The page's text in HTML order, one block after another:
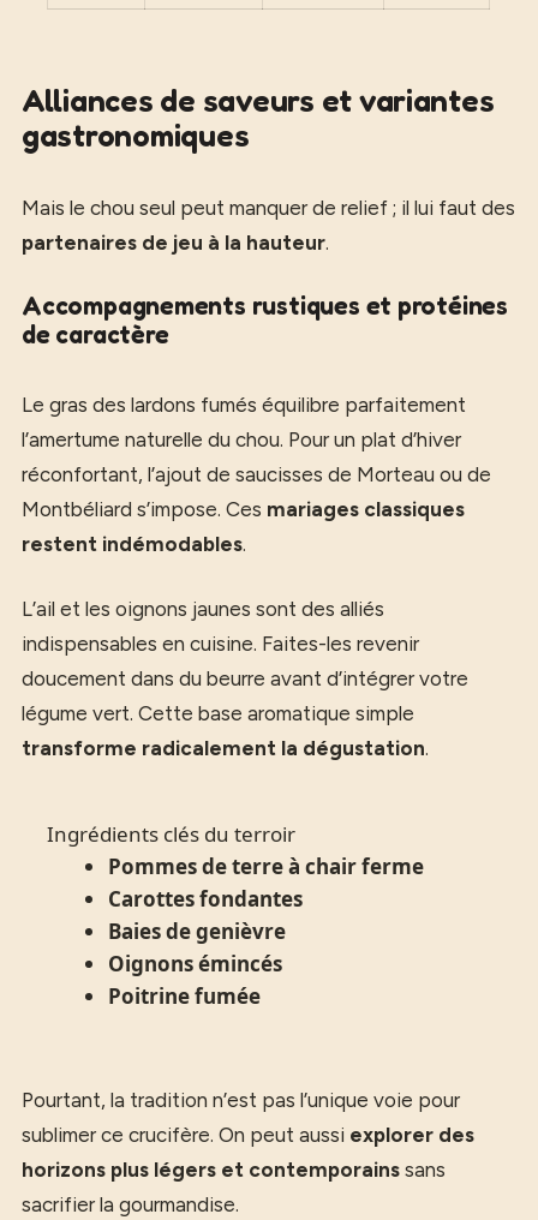
Alliances de saveurs et variantes
gastronomiques
Mais le chou seul peut manquer de relief ; il lui faut des
partenaires de jeu à la hauteur.
Accompagnements rustiques et protéines
de caractère
Le gras des lardons fumés équilibre parfaitement
l’amertume naturelle du chou. Pour un plat d’hiver
réconfortant, l’ajout de saucisses de Morteau ou de
Montbéliard s’impose. Ces mariages classiques
restent indémodables.
L’ail et les oignons jaunes sont des alliés
indispensables en cuisine. Faites-les revenir
doucement dans du beurre avant d’intégrer votre
légume vert. Cette base aromatique simple
transforme radicalement la dégustation.
Ingrédients clés du terroir
Pommes de terre à chair ferme
Carottes fondantes
Baies de genièvre
Oignons émincés
Poitrine fumée
Pourtant, la tradition n’est pas l’unique voie pour
sublimer ce crucifère. On peut aussi explorer des
horizons plus légers et contemporains sans
sacrifier la gourmandise.